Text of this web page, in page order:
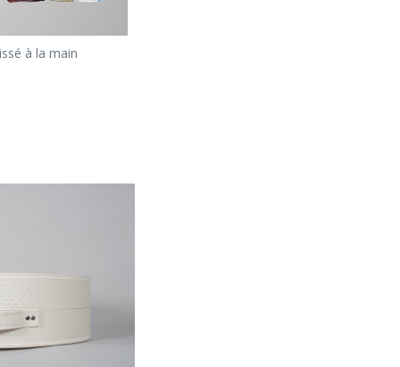
à la main